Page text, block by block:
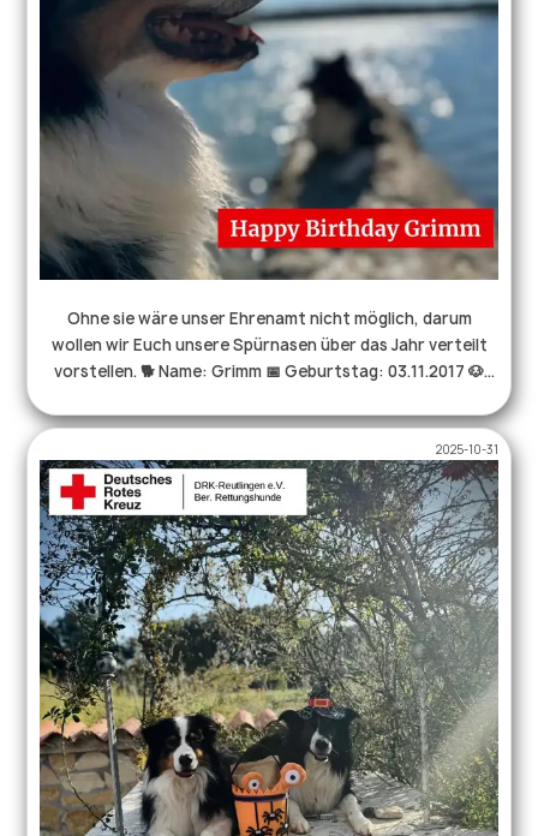
Ohne sie wäre unser Ehrenamt nicht möglich, darum
wollen wir Euch unsere Spürnasen über das Jahr verteilt
vorstellen. 🐕 Name: Grimm 📅 Geburtstag: 03.11.2017 🐶
Anspringen am Hundeführer 🧍🏻‍♀Hundeführer: René 🎁
Lieblingsbelohnung: Jede Menge Leckeres und ein
Zergelspiel😎 Noch mehr Infos über uns und unsere Arbeit
findet ihr auf unserer Homepage unter https://rhs-
reutlingen.de . . . #hundeliebe #happybirthday
#rettungshundestaffel #hundeleben #drk
#ehrenamtistehrensache
2025-10-31